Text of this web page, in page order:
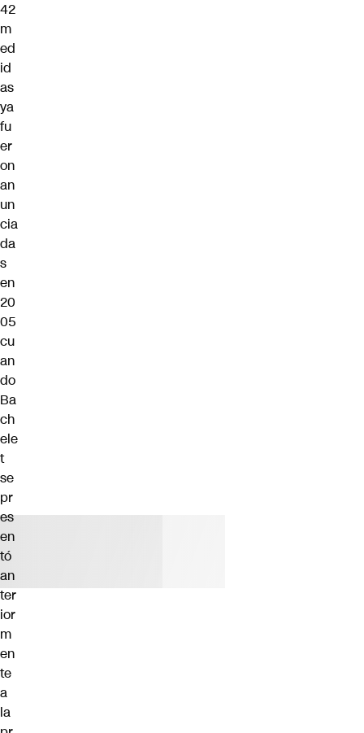
42
m
ed
id
as
ya
fu
er
on
an
un
cia
da
s
en
20
05
cu
an
do
Ba
ch
ele
t
se
pr
es
en
tó
an
ter
ior
m
en
te
a
la